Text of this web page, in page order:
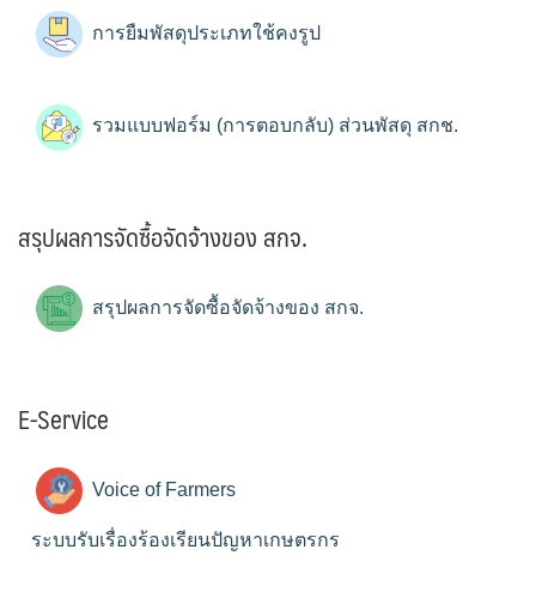
การยืมพัสดุประเภทใช้คงรูป
รวมแบบฟอร์ม (การตอบกลับ) ส่วนพัสดุ สกช.
สรุปผลการจัดซื้อจัดจ้างของ สกจ.
สรุปผลการจัดซื้อจัดจ้างของ สกจ.
E-Service
Voice of Farmers
ระบบรับเรื่องร้องเรียนปัญหาเกษตรกร